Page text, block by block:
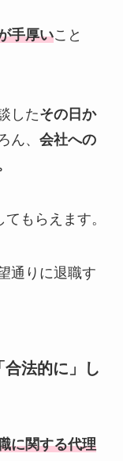
手厚いこと
したその日か
ん、 会社への
てもらえます。
通りに退職す
法的に」し
に関する代理